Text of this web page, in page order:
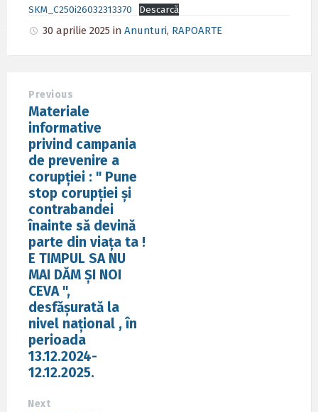
SKM_C250i26032313370 Descarcă
30 aprilie 2025 in Anunturi, RAPOARTE
Previous
Materiale
informative
privind campania
de prevenire a
corupției : " Pune
stop corupției și
contrabandei
înainte să devină
parte din viața ta !
E TIMPUL SA NU
MAI DĂM ȘI NOI
CEVA ",
desfășurată la
nivel național , în
perioada
13.12.2024-
12.12.2025.
Next